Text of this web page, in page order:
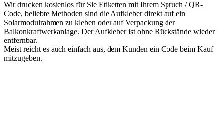
Wir drucken kostenlos für Sie Etiketten mit Ihrem Spruch / QR-
Code, beliebte Methoden sind die Aufkleber direkt auf ein
Solarmodulrahmen zu kleben oder auf Verpackung der
Balkonkraftwerkanlage. Der Aufkleber ist ohne Rückstände wieder
entfernbar.
Meist reicht es auch einfach aus, dem Kunden ein Code beim Kauf
mitzugeben.